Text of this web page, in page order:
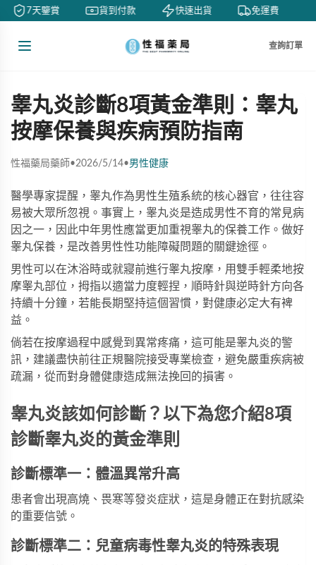
7天鑒賞 貨到付款 快速出貨 免運費
查詢訂單
睾丸炎診斷8項黃金準則：睾丸
按摩保養與疾病預防指南
性福藥局藥師•2026/5/14•男性健康
醫學專家提醒，睾丸作為男性生殖系統的核心器官，往往容
易被大眾所忽視。事實上，睾丸炎是造成男性不育的常見病
因之一，因此中年男性應當更加重視睾丸的保養工作。做好
睾丸保養，是改善男性性功能障礙問題的關鍵途徑。
男性可以在沐浴時或就寢前進行睾丸按摩，用雙手輕柔地按
摩睾丸部位，拇指以適當力度輕捏，順時針與逆時針方向各
持續十分鐘，若能長期堅持這個習慣，對健康必定大有裨
益。
倘若在按摩過程中感覺到異常疼痛，這可能是睾丸炎的警
訊，建議盡快前往正規醫院接受專業檢查，避免嚴重疾病被
疏漏，從而對身體健康造成無法挽回的損害。
睾丸炎該如何診斷？以下為您介紹8項
診斷睾丸炎的黃金準則
診斷標準一：體溫異常升高
患者會出現高燒、畏寒等發炎症狀，這是身體正在對抗感染
的重要信號。
診斷標準二：兒童病毒性睾丸炎的特殊表現